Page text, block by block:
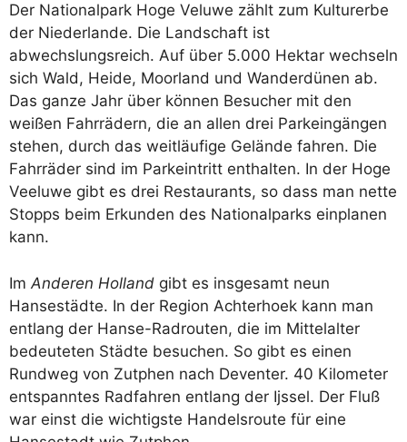
Der Nationalpark Hoge Veluwe zählt zum Kulturerbe
der Niederlande. Die Landschaft ist
abwechslungsreich. Auf über 5.000 Hektar wechseln
sich Wald, Heide, Moorland und Wanderdünen ab.
Das ganze Jahr über können Besucher mit den
weißen Fahrrädern, die an allen drei Parkeingängen
stehen, durch das weitläufige Gelände fahren. Die
Fahrräder sind im Parkeintritt enthalten. In der Hoge
Veeluwe gibt es drei Restaurants, so dass man nette
Stopps beim Erkunden des Nationalparks einplanen
kann.
Im Anderen Holland gibt es insgesamt neun
Hansestädte. In der Region Achterhoek kann man
entlang der Hanse-Radrouten, die im Mittelalter
bedeuteten Städte besuchen. So gibt es einen
Rundweg von Zutphen nach Deventer. 40 Kilometer
entspanntes Radfahren entlang der Ijssel. Der Fluß
war einst die wichtigste Handelsroute für eine